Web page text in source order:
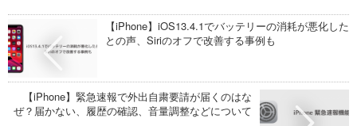
【iPhone】iOS13.4.1でバッテリーの消耗が悪化した
との声、Siriのオフで改善する事例も
【iPhone】緊急速報で外出自粛要請が届くのはな
ぜ？届かない、履歴の確認、音量調整などについて